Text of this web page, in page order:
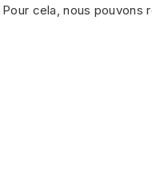
Pour cela, nous pouvons